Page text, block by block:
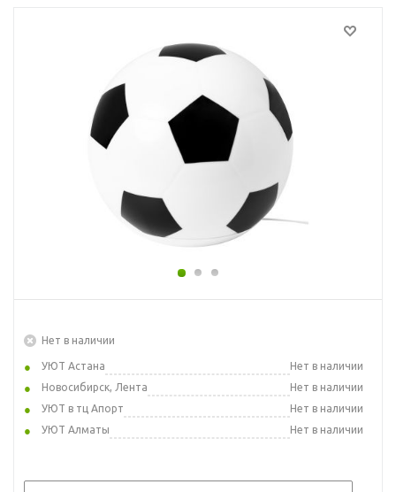
Нет в наличии
УЮТ Астана
Нет в наличии
Новосибирск, Лента
Нет в наличии
УЮТ в тц Апорт
Нет в наличии
УЮТ Алматы
Нет в наличии